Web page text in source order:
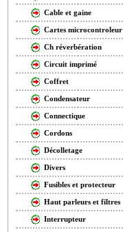
Cable et gaine
Cartes microcontroleur
Ch réverbération
Circuit imprimé
Coffret
Condensateur
Connectique
Cordons
Décolletage
Divers
Fusibles et protecteur
Haut parleurs et filtres
Interrupteur